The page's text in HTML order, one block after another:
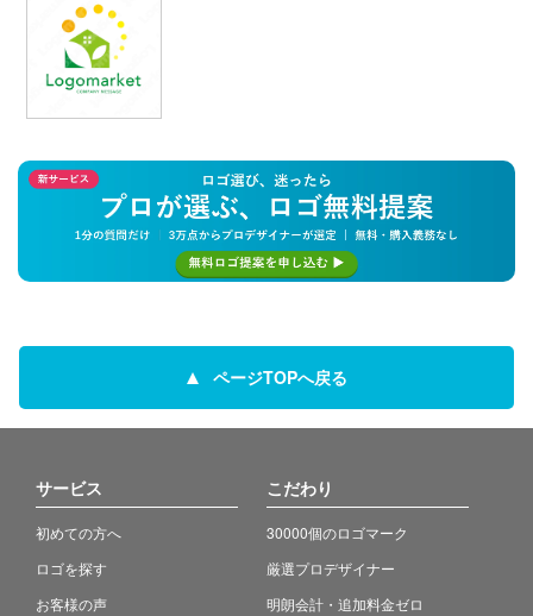
ページTOPへ戻る
サービス
初めての方へ
ロゴを探す
お客様の声
こだわり
30000個のロゴマーク
厳選プロデザイナー
明朗会計・追加料金ゼロ